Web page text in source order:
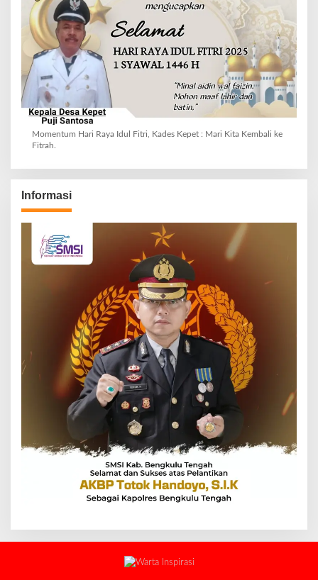
Momentum Hari Raya Idul Fitri, Kades Kepet : Mari Kita Kembali ke
Fitrah.
Informasi